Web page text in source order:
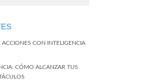
CON INTELIGENCIA
CÓMO ALCANZAR TUS